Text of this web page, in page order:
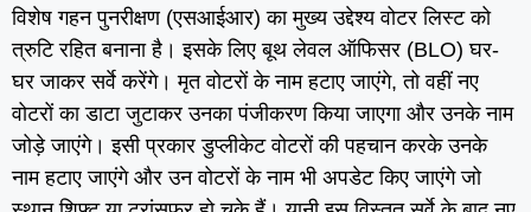
विशेष गहन पुनरीक्षण (एसआईआर) का मुख्य उद्देश्य वोटर लिस्ट को
त्रुटि रहित बनाना है। इसके लिए बूथ लेवल ऑफिसर (BLO) घर-
घर जाकर सर्वे करेंगे। मृत वोटरों के नाम हटाए जाएंगे, तो वहीं नए
वोटरों का डाटा जुटाकर उनका पंजीकरण किया जाएगा और उनके नाम
जोड़े जाएंगे। इसी प्रकार डुप्लीकेट वोटरों की पहचान करके उनके
नाम हटाए जाएंगे और उन वोटरों के नाम भी अपडेट किए जाएंगे जो